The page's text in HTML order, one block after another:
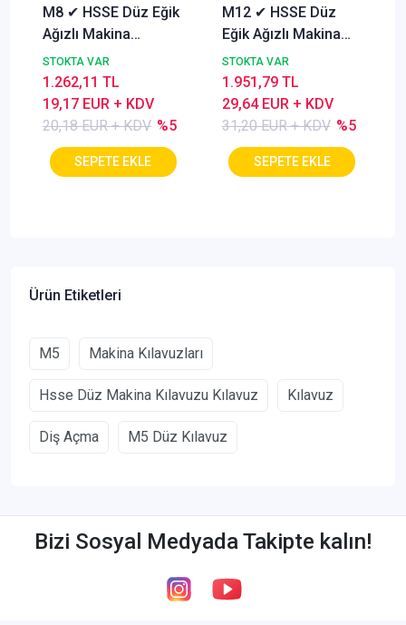
M8 ✔ HSSE Düz Eğik
Ağızlı Makina
Kılavuzu, 6H, Form B
STOKTA VAR
20,18 EUR + KDV %5
19,17 EUR + KDV
1.262,11 TL
M12 ✔ HSSE Düz
Eğik Ağızlı Makina
Kılavuzu, 6H, Form B
STOKTA VAR
31,20 EUR + KDV %5
29,64 EUR + KDV
1.951,79 TL
Ürün Etiketleri
M5 Makina Kılavuzları
Hsse Düz Makina Kılavuzu Kılavuz Kılavuz
Diş Açma M5 Düz Kılavuz
Bizi Sosyal Medyada Takipte kalın!